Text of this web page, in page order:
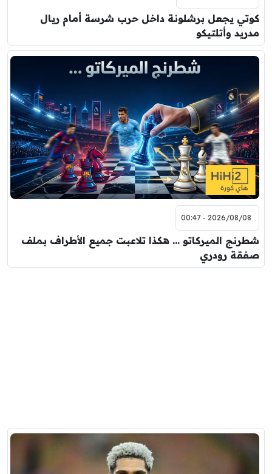
كوتي يجعل برشلونة داخل حرب شرسة أمام ريال
مدريد وأتلتيكو
2026/08/08 - 00:47
شطرنج الميركاتو … هكذا تلاعبت جميع الأطراف بملف
صفقة رودري